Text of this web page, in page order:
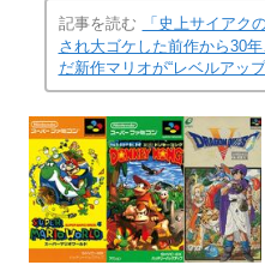
記事を読む
「史上サイアク
され大ゴケした前作から30
だ新作マリオが“レベルアッ